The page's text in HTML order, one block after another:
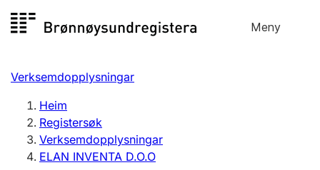
til
Meny
Registersøk
Aksjeselskap
Enkeltpersonføretak
Registrere, endre, slette
Verksemdopplysningar
Heim
Registersøk
Verksemdopplysningar
ELAN INVENTA D.O.O